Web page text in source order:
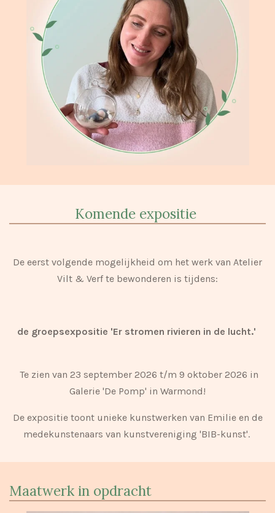
Komende expositie
De eerst volgende mogelijkheid om het werk van Atelier
Vilt & Verf te bewonderen is tijdens:
de groepsexpositie 'Er stromen rivieren in de lucht.'
Te zien van 23 september 2026 t/m 9 oktober 2026 in
Galerie 'De Pomp' in Warmond!
De expositie toont uniekekunstwerken van Emilie en de
medekunstenaars van kunstvereniging 'BIB-kunst'.
Maatwerk in opdracht